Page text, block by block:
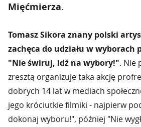
Mięćmierza.
Tomasz Sikora znany polski
zachęca do udziału w
"Nie świruj, idź na wybory!". Nie
zresztą organizuje taka akcję
dobrych 14 lat w mediach
jego króciutkie filmiki - najpierw
dokonaj wyboru!", później "Nie